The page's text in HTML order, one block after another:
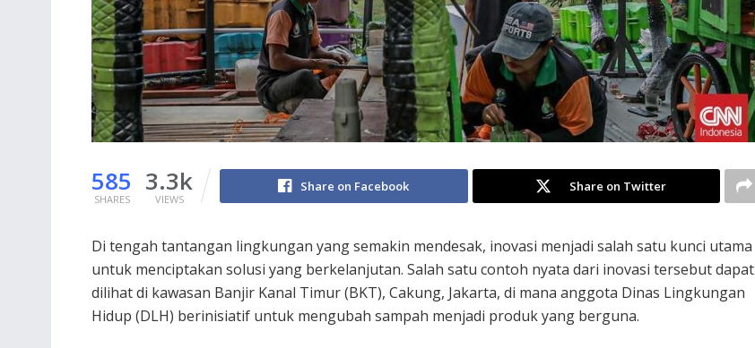
585
SHARES
3.3k
VIEWS
Share on Facebook Share on Twitter
Di tengah tantangan lingkungan yang semakin mendesak, inovasi menjadi salah satu kunci utama
untuk menciptakan solusi yang berkelanjutan. Salah satu contoh nyata dari inovasi tersebut dapat
dilihat di kawasan Banjir Kanal Timur (BKT), Cakung, Jakarta, di mana anggota Dinas Lingkungan
Hidup (DLH) berinisiatif untuk mengubah sampah menjadi produk yang berguna.